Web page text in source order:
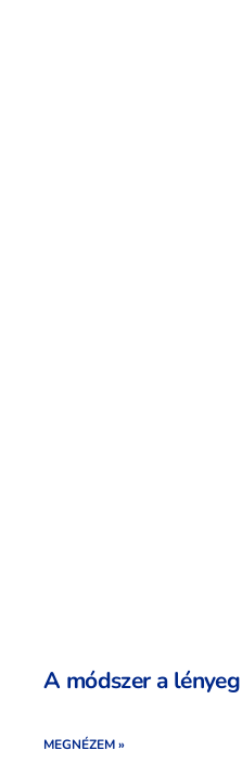
A módszer a lényeg
MEGNÉZEM »